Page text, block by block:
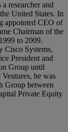
researcher and
United States. In
appointed CEO of
Chairman of the
to 2009.
Systems,
President and
Group until
he was
Group between
Private Equity